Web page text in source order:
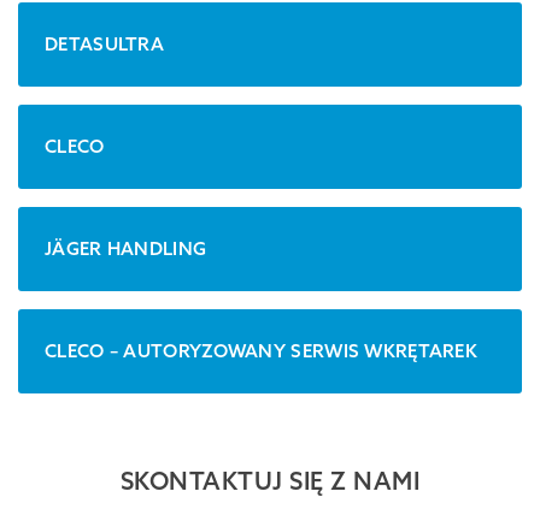
DETASULTRA
CLECO
JÄGER HANDLING
CLECO – AUTORYZOWANY SERWIS WKRĘTAREK
SKONTAKTUJ SIĘ Z NAMI